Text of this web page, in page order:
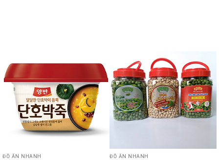
ĐỒ ĂN NHANH ĐỒ ĂN NHANH